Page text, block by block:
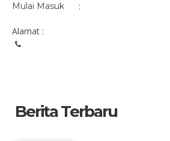
Mulai Masuk :
Alamat :
Berita Terbaru